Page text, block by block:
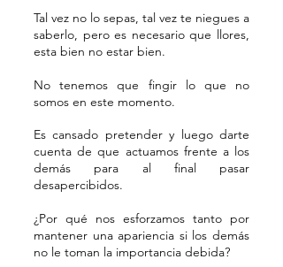
Tal vez no lo sepas, tal vez te niegues a
saberlo, pero es necesario que llores,
esta bien no estar bien.
No tenemos que fingir lo que no
somos en este momento.
Es cansado pretender y luego darte
cuenta de que actuamos frente a los
demás para al final pasar
desapercibidos.
¿Por qué nos esforzamos tanto por
mantener una apariencia si los demás
no le toman la importancia debida?